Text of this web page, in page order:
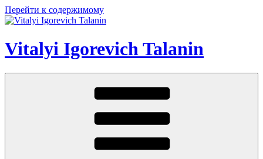
Перейти к содержимому
Vitalyi Igorevich Talanin